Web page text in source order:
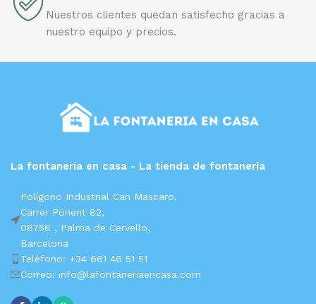
Nuestros clientes quedan satisfecho gracias a
nuestro equipo y precios.
La fontaneria en casa - La tienda de fontanería
Polígono Industrial Can Mascaro,
Carrer Ponent 82,
08756 , Palma de Cervello,
Barcelona
Teléfono: +34 661 46 51 51
Correo: info@lafontaneriaencasa.com